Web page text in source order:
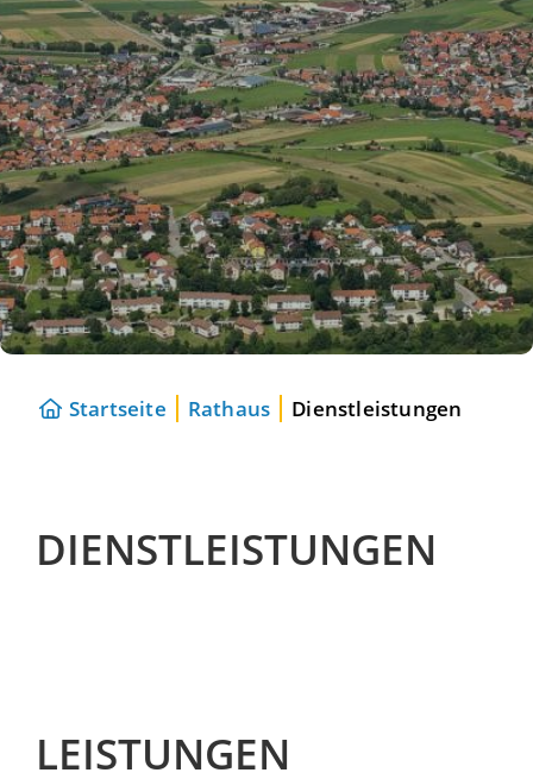
Startseite Rathaus Dienstleistungen
DIENSTLEISTUNGEN
LEISTUNGEN